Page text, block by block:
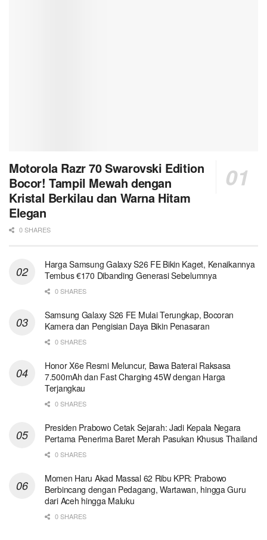
Motorola Razr 70 Swarovski Edition
Bocor! Tampil Mewah dengan
Kristal Berkilau dan Warna Hitam
Elegan
0 SHARES
Harga Samsung Galaxy S26 FE Bikin Kaget, Kenaikannya
Tembus €170 Dibanding Generasi Sebelumnya
0 SHARES
Samsung Galaxy S26 FE Mulai Terungkap, Bocoran
Kamera dan Pengisian Daya Bikin Penasaran
0 SHARES
Honor X6e Resmi Meluncur, Bawa Baterai Raksasa
7.500mAh dan Fast Charging 45W dengan Harga
Terjangkau
0 SHARES
Presiden Prabowo Cetak Sejarah: Jadi Kepala Negara
Pertama Penerima Baret Merah Pasukan Khusus Thailand
0 SHARES
Momen Haru Akad Massal 62 Ribu KPR: Prabowo
Berbincang dengan Pedagang, Wartawan, hingga Guru
dari Aceh hingga Maluku
0 SHARES